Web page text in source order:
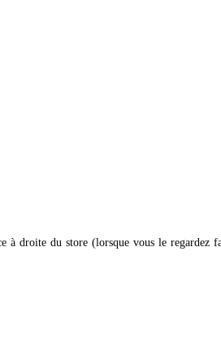
droite du store (lorsque vous le